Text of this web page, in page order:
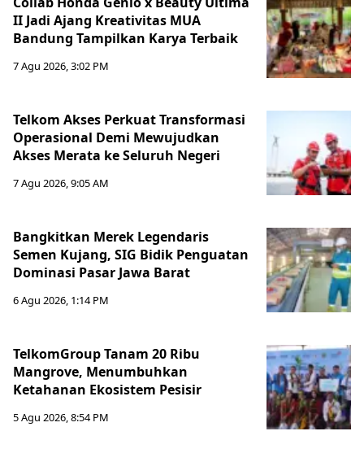
II Jadi Ajang Kreativitas MUA
Bandung Tampilkan Karya Terbaik
7 Agu 2026, 3:02 PM
Telkom Akses Perkuat Transformasi
Operasional Demi Mewujudkan
Akses Merata ke Seluruh Negeri
7 Agu 2026, 9:05 AM
Bangkitkan Merek Legendaris
Semen Kujang, SIG Bidik Penguatan
Dominasi Pasar Jawa Barat
6 Agu 2026, 1:14 PM
TelkomGroup Tanam 20 Ribu
Mangrove, Menumbuhkan
Ketahanan Ekosistem Pesisir
5 Agu 2026, 8:54 PM